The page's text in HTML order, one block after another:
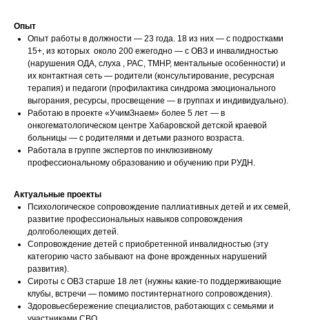
Опыт
Опыт работы в должности — 23 года. 18 из них — с подростками
15+, из которых около 200 ежегодно — с ОВЗ и инвалидностью
(нарушения ОДА, слуха , РАС, ТМНР, ментальные особенности) и
их контактная сеть — родители (консультирование, ресурсная
терапия) и педагоги (профилактика синдрома эмоционального
выгорания, ресурсы, просвещение — в группах и индивидуально).
Работаю в проекте «УчимЗнаем» более 5 лет — в
онкогематологическом центре Хабаровской детской краевой
больницы — с родителями и детьми разного возраста.
Работала в группе экспертов по инклюзивному
профессиональному образованию и обучению при РУДН.
Актуальные проекты
Психологическое сопровождение паллиативных детей и их семей,
развитие профессиональных навыков сопровождения
долгоболеющих детей.
Сопровождение детей с приобретенной инвалидностью (эту
категорию часто забывают на фоне врожденных нарушений
развития).
Сироты с ОВЗ старше 18 лет (нужны какие-то поддерживающие
клубы, встречи — помимо постинтернатного сопровождения).
Здоровьесбережение специалистов, работающих с семьями и